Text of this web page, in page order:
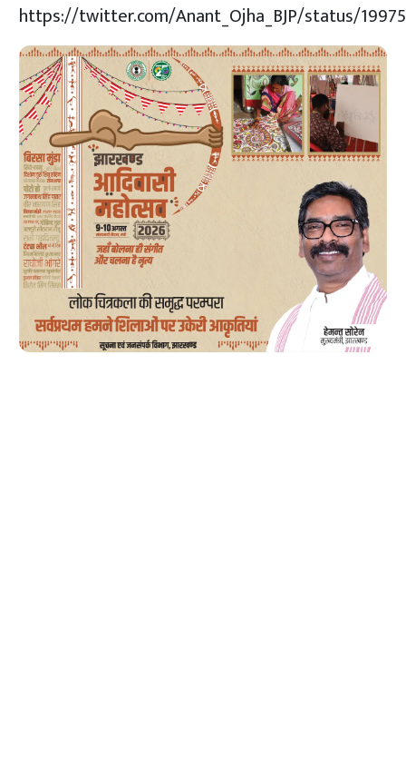
https://twitter.com/Anant_Ojha_BJP/status/